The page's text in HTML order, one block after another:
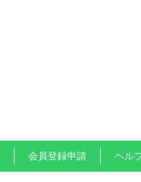
会員登録申請 ヘル